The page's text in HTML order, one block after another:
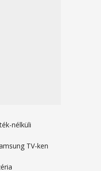
nélküli
TV-ken